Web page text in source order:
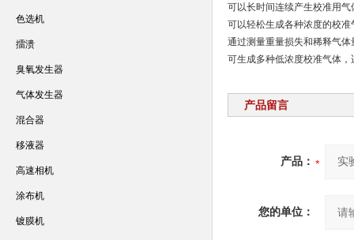
可以长时间连续产生校准用气
可以轻松生成各种浓度的校准
通过测量重量损失和稀释气
可生成多种低浓度校准气体
产品留言
产品：
您的单位：
色选机
擂溃
臭氧发生器
气体发生器
混合器
移液器
高速相机
涂布机
镀膜机